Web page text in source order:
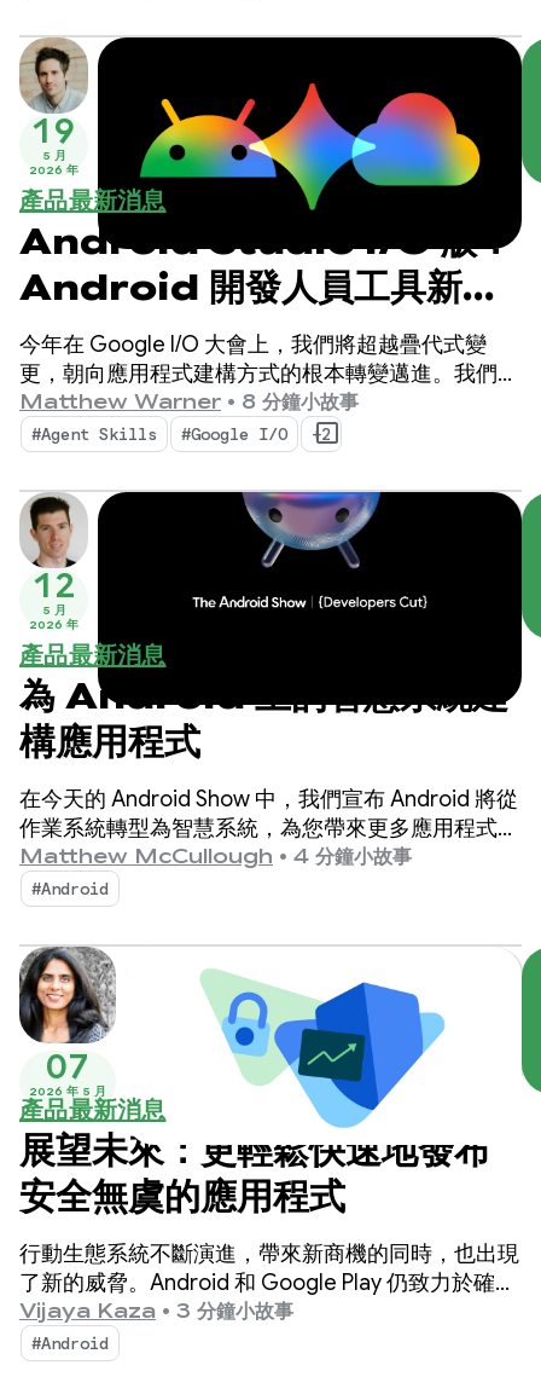
19
5 月
2026 年
產品最新消息
Android Studio I/O 版：
Android 開發人員工具新功
能
今年在 Google I/O 大會上，我們將超越疊代式變
更，朝向應用程式建構方式的根本轉變邁進。我們最
新推出的工具專為 AI 代理時代而生，不僅能提升
Android 開發人員的工作效率，還能強化您在程式碼
集部署的 AI 代理。
Matthew Warner • 8 分鐘小故事
#Agent Skills #Google I/O +2
12
5 月
2026 年
產品最新消息
為 Android 上的智慧系統建
構應用程式
在今天的 Android Show 中，我們宣布 Android 將從
作業系統轉型為智慧系統，為您帶來更多應用程式互
動商機。
Matthew McCullough • 4 分鐘小故事
#Android
07
2026 年 5 月
產品最新消息
展望未來：更輕鬆快速地發布
安全無虞的應用程式
行動生態系統不斷演進，帶來新商機的同時，也出現
了新的威脅。Android 和 Google Play 仍致力於確保
數十億使用者能安心使用應用程式，並讓開發人員創
新蓬勃發展。
Vijaya Kaza • 3 分鐘小故事
#Android